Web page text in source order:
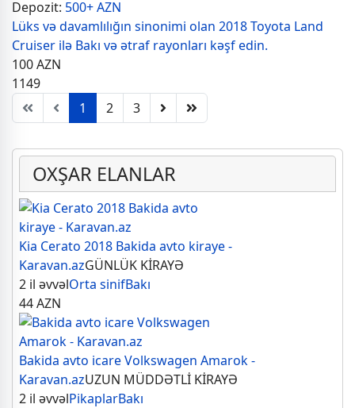
Depozit: 500+ AZN
Lüks və davamlılığın sinonimi olan 2018 Toyota Land
Cruiser ilə Bakı və ətraf rayonları kəşf edin.
100AZN
1149
1
2 3
OXŞAR ELANLAR
Kia Cerato 2018 Bakida avto kiraye -
Karavan.azGÜNLÜK KİRAYƏ
2 il əvvəlOrta sinifBakı
44AZN
Bakida avto icare Volkswagen Amarok -
Karavan.azUZUN MÜDDƏTLİ KİRAYƏ
2 il əvvəlPikaplarBakı